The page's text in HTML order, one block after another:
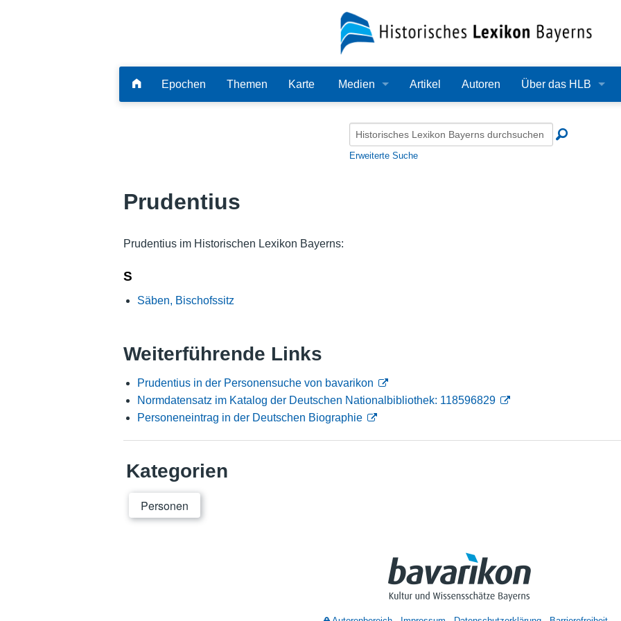
Epochen Themen Karte Medien
Audio
Alle Dateien
Artikel Autoren Über das HLB
Redaktion
Erweiterte Suche
Prudentius
Prudentius im Historischen Lexikon Bayerns:
S
Säben, Bischofssitz
Weiterführende Links
Prudentius in der Personensuche von bavarikon
Normdatensatz im Katalog der Deutschen Nationalbibliothek: 118596829
Personeneintrag in der Deutschen Biographie
Kategorien
Personen